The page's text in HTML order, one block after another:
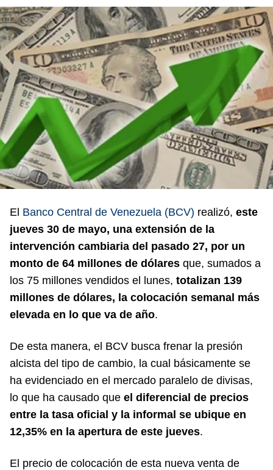
El Banco Central de Venezuela (BCV) realizó, este
jueves 30 de mayo, una extensión de la
intervención cambiaria del pasado 27, por un
monto de 64 millones de dólares que, sumados a
los 75 millones vendidos el lunes, totalizan 139
millones de dólares, la colocación semanal más
elevada en lo que va de año.
De esta manera, el BCV busca frenar la presión
alcista del tipo de cambio, la cual básicamente se
ha evidenciado en el mercado paralelo de divisas,
lo que ha causado que el diferencial de precios
entre la tasa oficial y la informal se ubique en
12,35% en la apertura de este jueves.
El precio de colocación de esta nueva venta de